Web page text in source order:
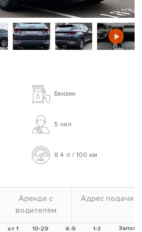
Бензин
5 чел
8.4 л / 100 км
Аренда с
водителем
Адрес подачи
от 1 10-29 4-9 1-3 Залог